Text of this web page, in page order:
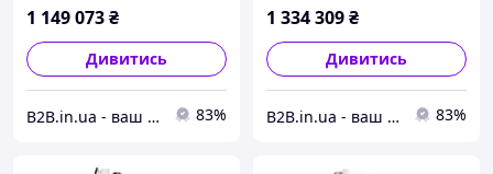
1 149 073₴
Дивитись
B2B.in.ua - ваш надійний партнер 83%
1 334 309₴
Дивитись
B2B.in.ua - ваш надійний партнер 83%